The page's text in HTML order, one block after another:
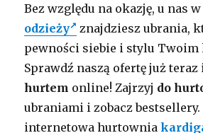
Bez względu na okazję, u nas
odzieży
znajdziesz ubrania,
pewności siebie i stylu
Sprawdź naszą ofertę już
hurtem online! Zajrzyj do
ubraniami i zobacz bestsellery.
internetowa hurtownia